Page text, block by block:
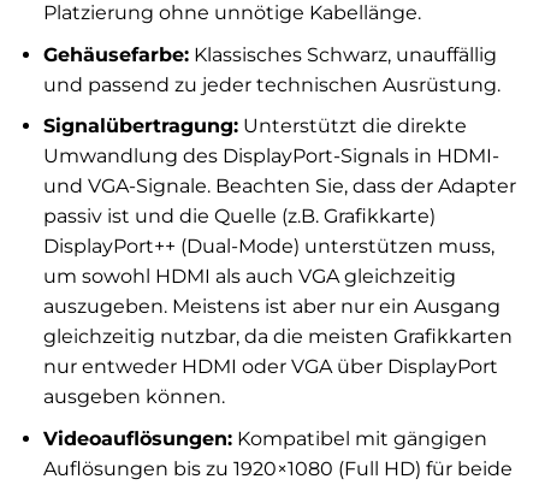
Platzierung ohne unnötige Kabellänge.
Gehäusefarbe:Klassisches Schwarz, unauffällig
und passend zu jeder technischen Ausrüstung.
Signalübertragung:Unterstützt die direkte
Umwandlung des DisplayPort-Signals in HDMI-
und VGA-Signale. Beachten Sie, dass der Adapter
passiv ist und die Quelle (z.B. Grafikkarte)
DisplayPort++ (Dual-Mode) unterstützen muss,
um sowohl HDMI als auch VGA gleichzeitig
auszugeben. Meistens ist aber nur ein Ausgang
gleichzeitig nutzbar, da die meisten Grafikkarten
nur entweder HDMI oder VGA über DisplayPort
ausgeben können.
Videoauflösungen:Kompatibel mit gängigen
Auflösungen bis zu 1920×1080 (Full HD) für beide